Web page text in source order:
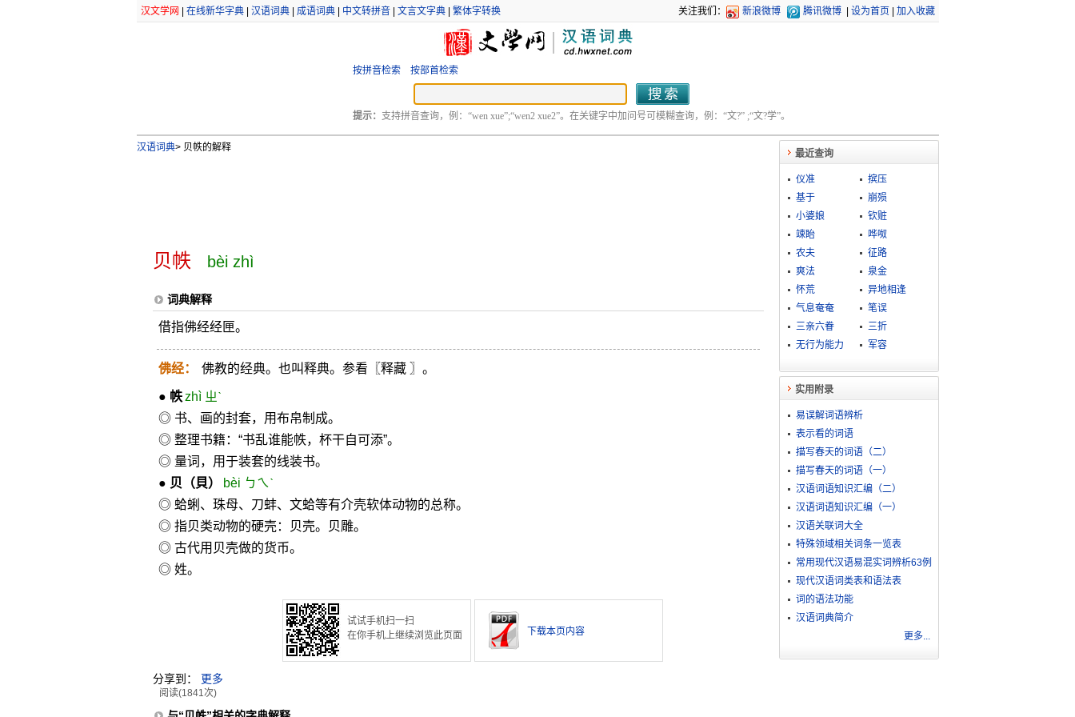
汉文学网 在线新华字典| 汉语词典| 成语词典| 中文转拼音| 文言文字典| 繁体字转换 关注我们： 新浪微博 腾讯微博 设为首页 加入收藏
按拼音检索 按部首检索
提示： 支持拼音查询，例：“wen xue”;“wen2 xue2”。在关键字中加问号可模糊查询，例：“文?” ;“文?学”。
汉语词典>贝帙的解释
贝帙 bèi zhì
词典解释
借指佛经经匣。
佛经： 佛教的经典。也叫释典。参看〖释藏 〗。
● 帙 zhì ㄓˋ
◎ 书、画的封套，用布帛制成。
◎ 整理书籍：“书乱谁能帙，杯干自可添”。
◎ 量词，用于装套的线装书。
● 贝 （貝）
bèi ㄅㄟˋ
◎ 蛤蜊、珠母、刀蚌、文蛤等有介壳软体动物的总称。
◎ 指贝类动物的硬壳：贝壳。贝雕。
◎ 古代用贝壳做的货币。
◎ 姓。
试试手机扫一扫
在你手机上继续浏览此页面
下载本页内容
分享到： 更多
阅读(1841次)
最近查询
仪准
摈压
基于
崩殒
小婆娘
钦赃
竦眙
哗呶
农夫
征路
爽法
泉金
怀荒
异地相逢
气息奄奄
笔误
三亲六眷
三折
无行为能力
军容
实用附录
易误解词语辨析
表示看的词语
描写春天的词语（二）
描写春天的词语（一）
汉语词语知识汇编（二）
汉语词语知识汇编（一）
汉语关联词大全
特殊领域相关词条一览表
常用现代汉语易混实词辨析63例
现代汉语词类表和语法表
词的语法功能
汉语词典简介
更多...